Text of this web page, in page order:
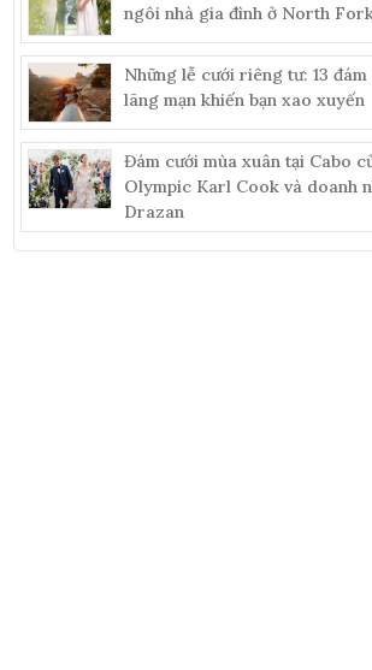
ngôi nhà gia đình ở North
Những lễ cưới riêng tư: 13
lãng mạn khiến bạn xao xuyến
Đám cưới mùa xuân tại Cabo
Olympic Karl Cook và doanh
Drazan